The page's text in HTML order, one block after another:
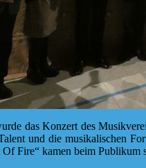
das Konzert des
und die musikalischen
Fire“ kamen beim